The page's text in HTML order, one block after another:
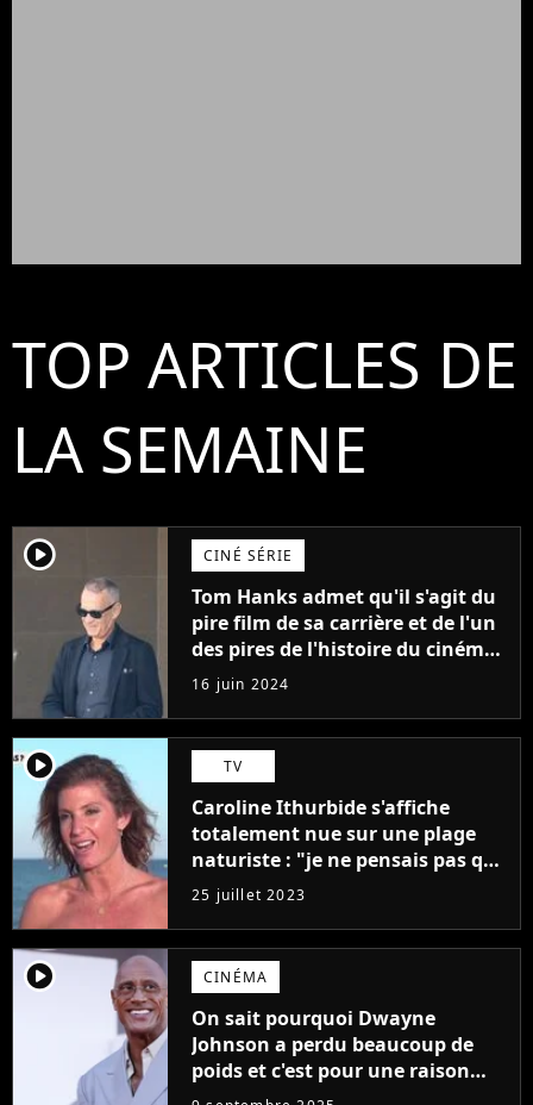
TOP ARTICLES DE
LA SEMAINE
player2 CINÉ SÉRIE
Tom Hanks admet qu'il s'agit du
pire film de sa carrière et de l'un
des pires de l'histoire du cinéma :
"L'un des films les plus
médiocres jamais réalisés"
16 juin 2024
player2 TV
Caroline Ithurbide s'affiche
totalement nue sur une plage
naturiste : "je ne pensais pas que
j'arriverais à le faire..."
25 juillet 2023
player2 CINÉMA
On sait pourquoi Dwayne
Johnson a perdu beaucoup de
poids et c'est pour une raison
importante